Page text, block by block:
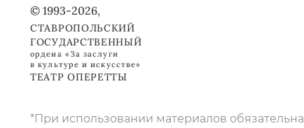
© 1993-2026,
СТАВРОПОЛЬСКИЙ
ГОСУДАРСТВЕННЫЙ
ордена «За заслуги
в культуре и искусстве»
ТЕАТР ОПЕРЕТТЫ
*При использовании материалов обязательна